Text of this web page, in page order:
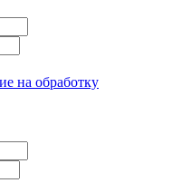
на обработку